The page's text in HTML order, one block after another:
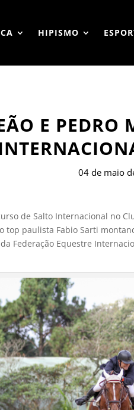
HIPISMO
E
04 de maio
de Salto Internacional no
paulista Fabio Sarti
Federação Equestre